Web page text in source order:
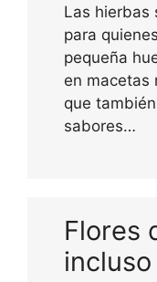
Las hierbas
para
pequeña
en macetas
que
sabores…
Flores